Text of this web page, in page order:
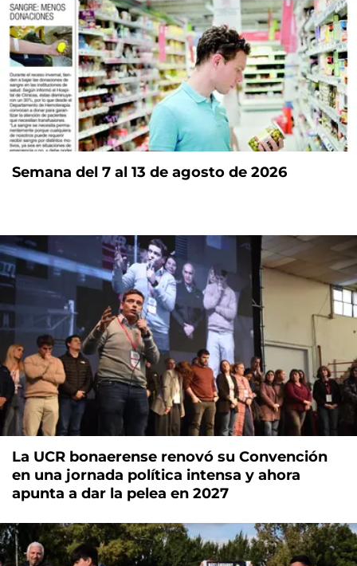
Semana del 7 al 13 de agosto de 2026
La UCR bonaerense renovó su Convención
en una jornada política intensa y ahora
apunta a dar la pelea en 2027